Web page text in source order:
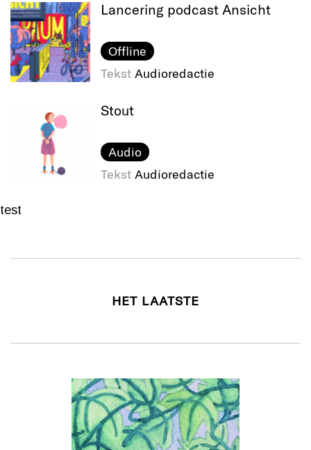
Lancering podcast Ansicht
Offline
Tekst Audioredactie
Stout
Audio
Tekst Audioredactie
test
HET LAATSTE